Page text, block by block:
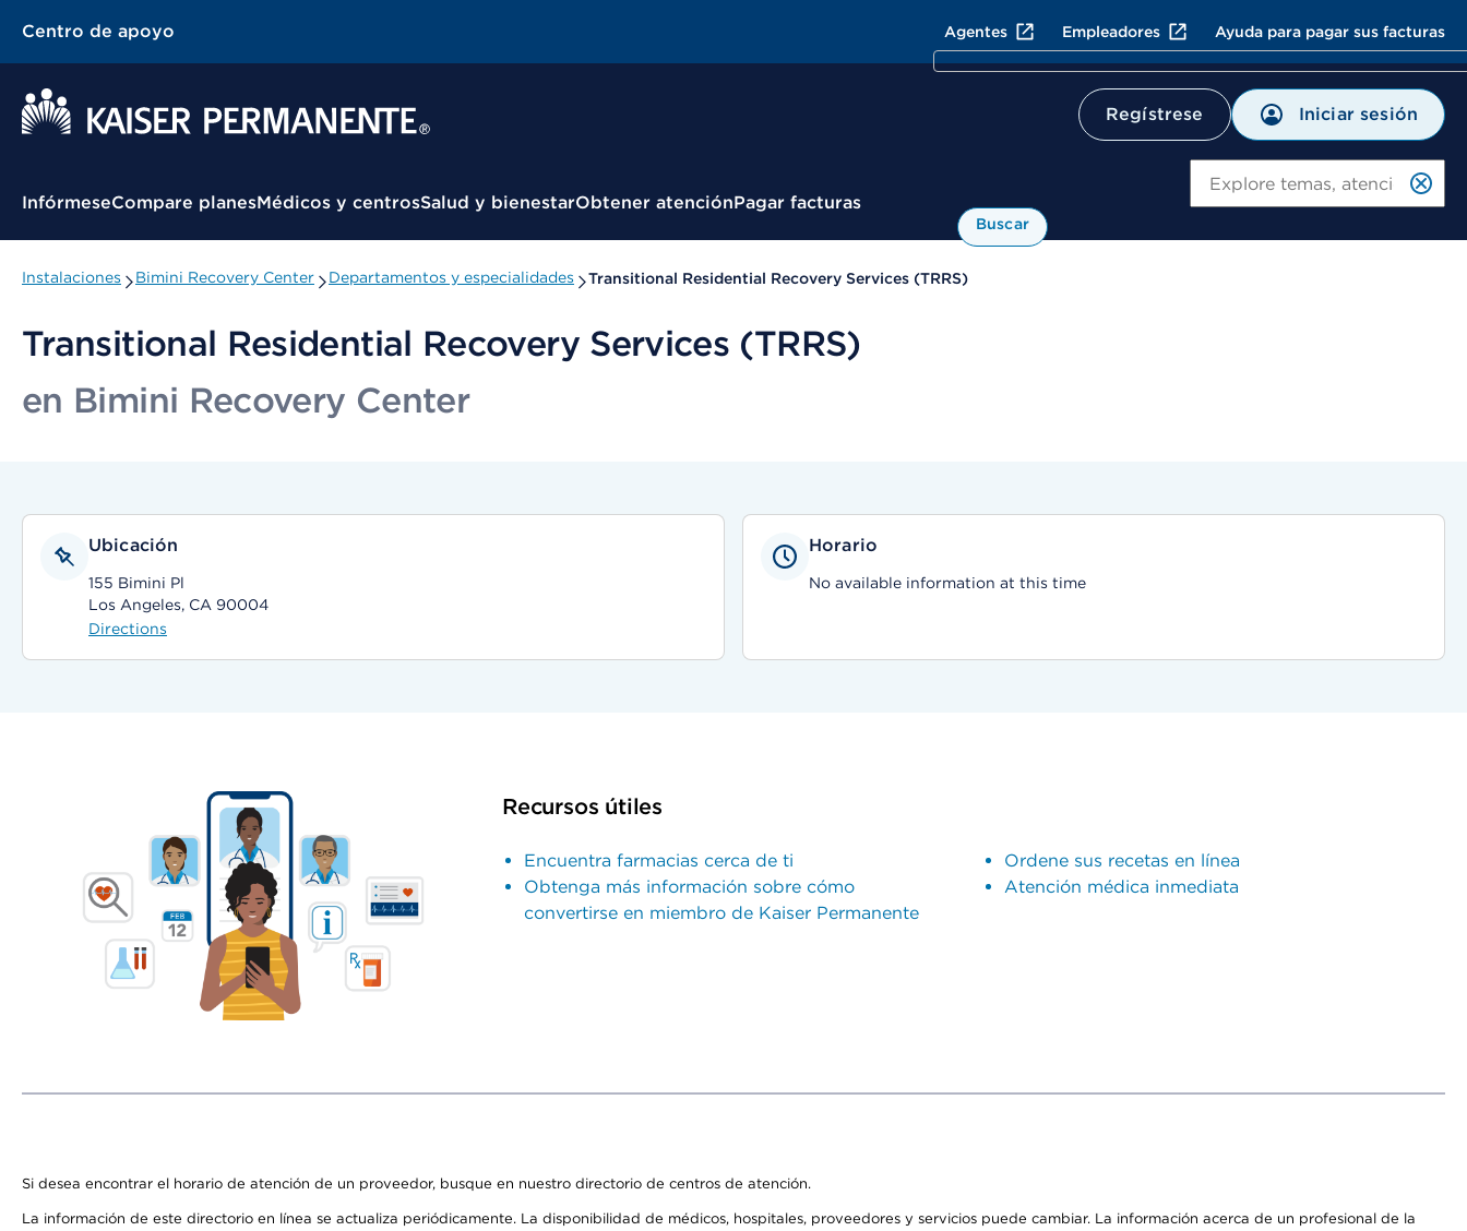
Centro de apoyo Agentes Empleadores Ayuda para pagar sus facturas
Regístrese Iniciar sesión
Menú contextual
InfórmeseCompare planesMédicos y centrosSalud y bienestarObtener atenciónPagar facturas
Buscar
Instalaciones Bimini Recovery Center Departamentos y especialidades Transitional Residential Recovery Services (TRRS)
Transitional Residential Recovery Services (TRRS)
en Bimini Recovery Center
Ubicación
155 Bimini Pl
Los Angeles, CA 90004
Directions
Horario
No available information at this time
Recursos útiles
Encuentra farmacias cerca de ti
Obtenga más información sobre cómo
convertirse en miembro de Kaiser Permanente
Ordene sus recetas en línea
Atención médica inmediata
Si desea encontrar el horario de atención de un proveedor, busque en nuestro directorio de centros de atención.
La información de este directorio en línea se actualiza periódicamente. La disponibilidad de médicos, hospitales, proveedores y servicios puede cambiar. La información acerca de un profesional de la